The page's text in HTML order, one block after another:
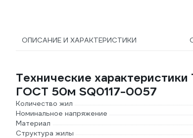
ОПИСАНИЕ И ХАРАКТЕРИСТИКИ
Технические
ГОСТ 50м SQ0117-0057
Количество жил
Номинальное напряжение
Материал
Структура жилы